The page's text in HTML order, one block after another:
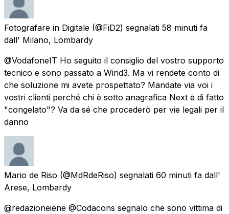
Fotografare in Digitale (@FiD2) segnalati 58 minuti fa
dall' Milano, Lombardy
@VodafoneIT Ho seguito il consiglio del vostro supporto
tecnico e sono passato a Wind3. Ma vi rendete conto di
che soluzione mi avete prospettato? Mandate via voi i
vostri clienti perché chi è sotto anagrafica Next è di fatto
"congelato"? Va da sé che procederò per vie legali per il
danno
Mario de Riso (@MdRdeRiso) segnalati 60 minuti fa dall'
Arese, Lombardy
@redazioneiene @Codacons segnalo che sono vittima di